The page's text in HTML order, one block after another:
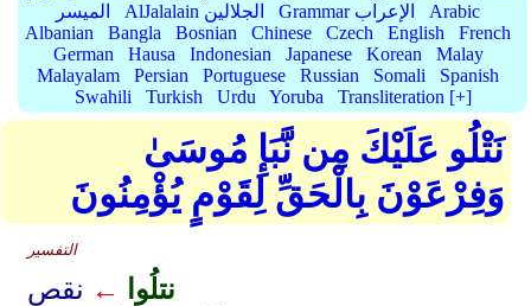
الميسر
AlJalalain الجلالين Grammar الإعراب
Arabic
Albanian
Bangla Bosnian Chinese Czech English
French
German
Hausa Indonesian Japanese Korean
Malay
Malayalam
Persian Portuguese Russian Somali
Spanish
Swahili
Turkish Urdu Yoruba Transliteration [+]
نَتْلُو عَلَيْكَ مِن نَّبَإِ مُوسَىٰ
وَفِرْعَوْنَ بِالْحَقِّ لِقَوْمٍ يُؤْمِنُونَ
التفسير
نتلُوا ← نقص